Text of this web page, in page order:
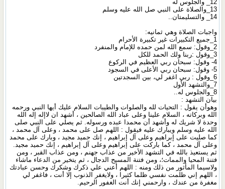
12_ والجلوس له
13_والصلاة على النبي صل الله عليه وسلم
14_ والتسليمتان..
واجبات الصلاة وهي ثمانيه:
1_جميع التكبيرات غير تكبيرة الأحرام
2_وقول: سمع الله لمن حمده للإمام والمنفرد
3_وقول :ربنا ولك الحمد للكل
4- وقول: سبحان ربي العظيم في الركوع
5- وقول: سبحان ربي الأعلى في السجود
6_وقول : ربي اغفر لي، بين السجدتين
7_والتشهد الأول
8_والجلوس له..
بيان التشهد :
وهوأن يقول : التحيات لله والصلوات والطيبات السلام عليك أيها النبي ورحمه
الله وبركاته ، السلام علينا وعلى عباد الله الصالحين ، أشهد ان لاإله إله الله
وحدة لا شريك له وأشهد أن محمدا عبده ورسوله. ثم يصلي على النبي صلى
الله عليه وسلم ويبارك عليه فيقول : اللهم صل على محمد ، وعلى آل محمد ،
كما صليت على إبراهيم وعلى آل إبراهيم ، إنك حميد مجيد ، وبارك على محمد
وعلى آل محمد ، كما باركت على إبراهيم وعلى آل إبراهيم ، إنك حميد مجيد.
ثم يستعيذ بالله في التشهد الأخير من عذاب جهنم ، ومن عذاب القبر ، ومن
فتنة المحيا والممات؛، ومن فتنة المسيح الدجال ، ثم يتخير من الدعاء ماشاء
ولاسيما المأثور من ذلك ومنه : اللهم أعني علي ذكرك وشكرك وحسن عبادتك
، اللهم إني ظلمت نفسي ظلما كثيرا ، ولايغفر الذنوب إلا أنت ، فاغفر لي
مغفرة من عندك ، وارحمني إنك أنت الغفور الرحيم.